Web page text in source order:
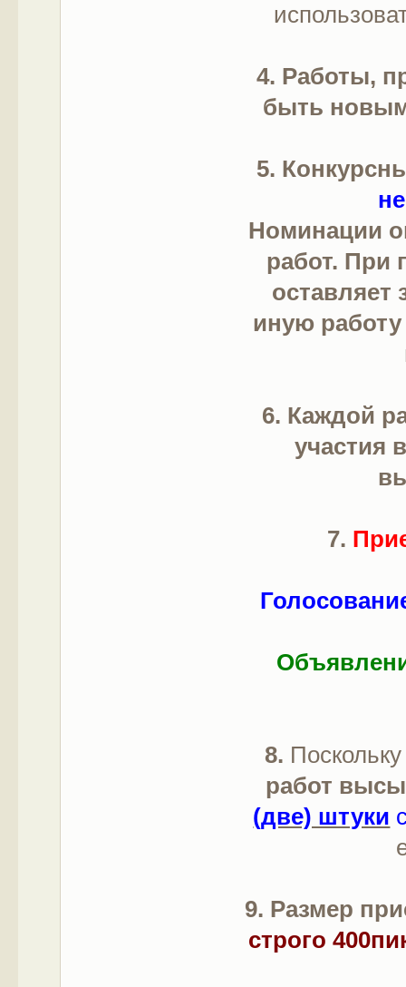
4. Работы,
быть
5.
Номинации
работ. При
оставляет
иную
6. Каждой
участия
7.
8.
работ
(две) штуки
9. Размер
строго